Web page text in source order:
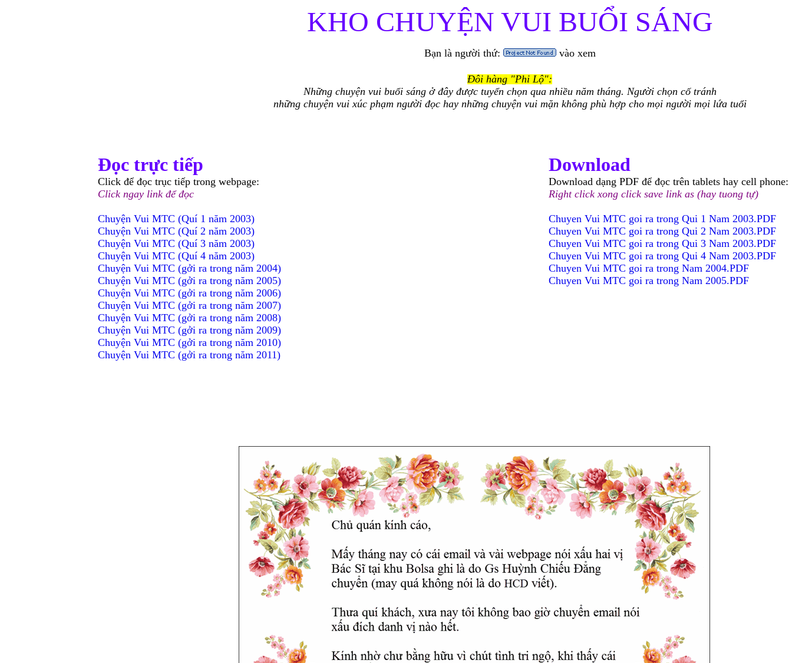
KHO CHUYỆN VUI BUỔI SÁNG
Bạn là người thứ: vào xem
Đôi hàng "Phi Lộ":
Những chuyện vui buổi sáng ở đây được tuyển chọn qua nhiều năm tháng. Người chọn cố tránh
những chuyện vui xúc phạm người đọc hay những chuyện vui mặn không phù hợp cho mọi người mọi lứa tuổi
Đọc trực tiếp
Click để đọc trục tiếp trong webpage:
Click ngay link để đọc
Chuyện Vui MTC (Quí 1 năm 2003)
Chuyện Vui MTC (Quí 2 năm 2003)
Chuyện Vui MTC (Quí 3 năm 2003)
Chuyện Vui MTC (Quí 4 năm 2003)
Chuyện Vui MTC (gởi ra trong năm 2004)
Chuyện Vui MTC (gởi ra trong năm 2005)
Chuyện Vui MTC (gởi ra trong năm 2006)
Chuyện Vui MTC (gởi ra trong năm 2007)
Chuyện Vui MTC (gởi ra trong năm 2008)
Chuyện Vui MTC (gởi ra trong năm 2009)
Chuyện Vui MTC (gởi ra trong năm 2010)
Chuyện Vui MTC (gởi ra trong năm 2011)
Download
Download dạng PDF để đọc trên tablets hay cell phone:
Right click xong click save link as (hay tuong tự)
Chuyen Vui MTC goi ra trong Qui 1 Nam 2003.PDF
Chuyen Vui MTC goi ra trong Qui 2 Nam 2003.PDF
Chuyen Vui MTC goi ra trong Qui 3 Nam 2003.PDF
Chuyen Vui MTC goi ra trong Qui 4 Nam 2003.PDF
Chuyen Vui MTC goi ra trong Nam 2004.PDF
Chuyen Vui MTC goi ra trong Nam 2005.PDF